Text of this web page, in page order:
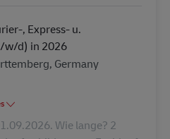
, Express- u.
w/d) in 2026
Germany
Wie lange? 2